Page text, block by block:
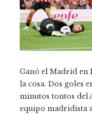
Ganó el Madrid en
la cosa. Dos goles
minutos tontos del
equipo madridista